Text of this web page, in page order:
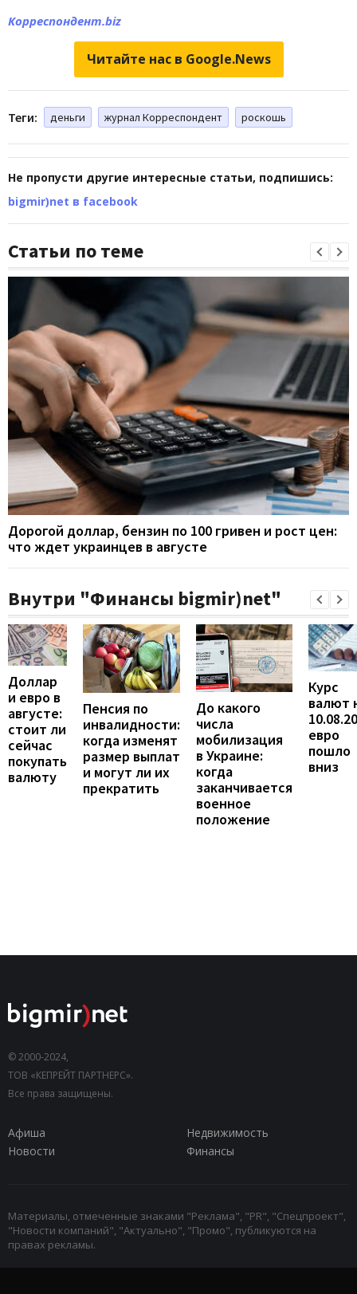
Корреспондент.biz
Читайте нас в Google.News
Теги: деньги журнал Корреспондент роскошь
Не пропусти другие интересные статьи, подпишись:
bigmir)net в facebook
Статьи по теме
Дорогой доллар, бензин по 100 гривен и рост цен:
что ждет украинцев в августе
Внутри "Финансы bigmir)net"
Доллар
и евро в
августе:
стоит ли
сейчас
покупать
валюту
Пенсия по
инвалидности:
когда изменят
размер выплат
и могут ли их
прекратить
До какого
числа
мобилизация
в Украине:
когда
заканчивается
военное
положение
Курс
валют
евро
пошло
вниз
© 2000-2024,
ТОВ «КЕПРЕЙТ ПАРТНЕРС».
Все права защищены.
Афиша
Недвижимость
Новости
Финансы
Материалы, отмеченные знаками "Реклама", "PR", "Спецпроект",
"Новости компаний", "Актуально", "Промо", публикуются на
правах рекламы.